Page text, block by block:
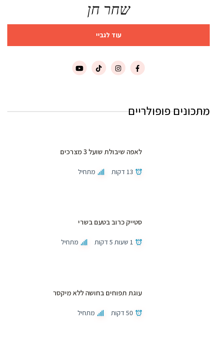
שחר חן
עוד לגביי
מתכונים פופולריים
לאפה שיבולת שועל 3 מצרכים
13 דקות מתחיל
סטייק כרוב בטעם בשרי
1 שעות 5 דקות מתחיל
עוגת תפוחים בחושה ללא מיקסר
50 דקות מתחיל